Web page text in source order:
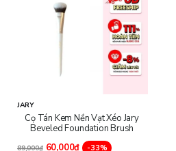
JARY
Cọ Tán Kem Nền Vạt Xéo Jary
Beveled Foundation Brush
89,000₫ 60,000₫ -33%